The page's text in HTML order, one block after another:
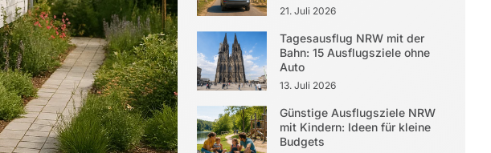
21. Juli 2026
Tagesausflug NRW mit der
Bahn: 15 Ausflugsziele ohne
Auto
13. Juli 2026
Günstige Ausflugsziele NRW
mit Kindern: Ideen für kleine
Budgets